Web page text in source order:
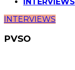
INTERVIEWS
PVSO